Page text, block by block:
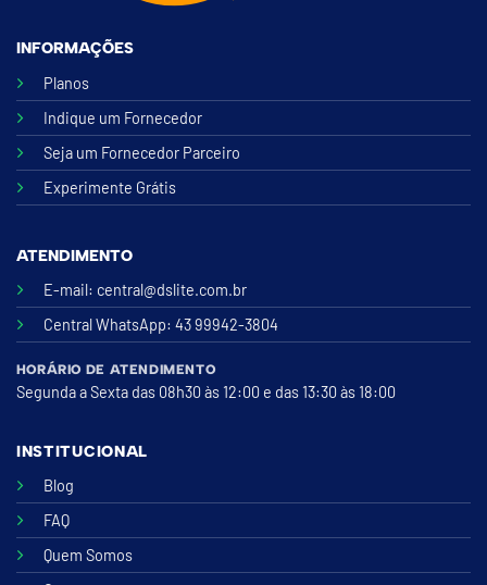
INFORMAÇÕES
Planos
Indique um Fornecedor
Seja um Fornecedor Parceiro
Experimente Grátis
ATENDIMENTO
E-mail: central@dslite.com.br
Central WhatsApp: 43 99942-3804
HORÁRIO DE ATENDIMENTO
Segunda a Sexta das 08h30 às 12:00 e das 13:30 às 18:00
INSTITUCIONAL
Blog
FAQ
Quem Somos